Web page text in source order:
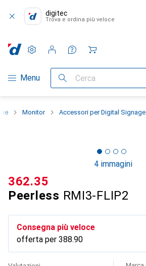
digitec
Trova e ordina più veloce
Categoria Navigazione
Menu Cerca
Impostazioni
Conto cliente
Liste di confronto
Liste dei desideri
Carrello
Monitor Accessori per Digital Signage
4 immagini
Peerless RMI3-FLIP2
CHF
362.35
Consegna più veloce
offerta per CHF
388.90